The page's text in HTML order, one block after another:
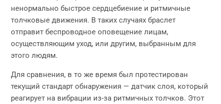
ненормально быстрое сердцебиение и ритмичные
толчковые движения. В таких случаях браслет
отправит беспроводное оповещение лицам,
осуществляющим уход, или другим, выбранным для
этого людям.
Для сравнения, в то же время был протестирован
текущий стандарт обнаружения — датчик слоя, который
реагирует на вибрации из-за ритмичных толчков. Этот